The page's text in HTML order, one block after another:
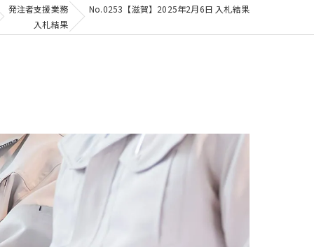
発注者支援業務
入札結果
No.0253【滋賀】2025年2月6日 入札結果